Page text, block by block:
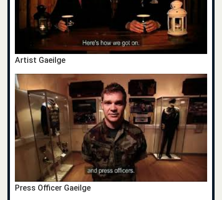
Artist Gaeilge
Press Officer Gaeilge